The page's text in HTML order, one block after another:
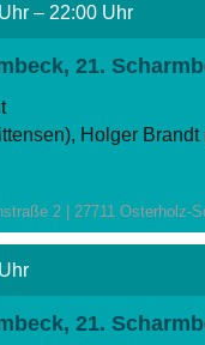
– 22:00 Uhr
21.
Holger
Kirche an der
2 | 27711 Osterholz-
21.